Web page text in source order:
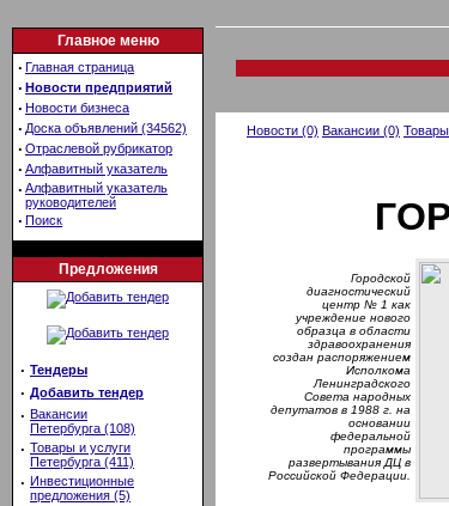
Главное меню
· Главная страница
· Новости предприятий
· Новости бизнеса
· Доска объявлений (34562)
· Отраслевой рубрикатор
· Алфавитный указатель
· Алфавитный указатель
руководителей
· Поиск
Предложения
· Тендеры
· Добавить тендер
· Вакансии
Петербурга (108)
· Товары и услуги
Петербурга (411)
· Инвестиционные
предложения (5)
Новости (0) Вакансии (0)
Городской
диагностический
центр № 1 как
учреждение нового
образца в области
здравоохранения
создан распоряжением
Исполкома
Ленинградского
Совета народных
депутатов в 1988 г. на
основании
федеральной
программы
развертывания ДЦ в
Российской Федерации.